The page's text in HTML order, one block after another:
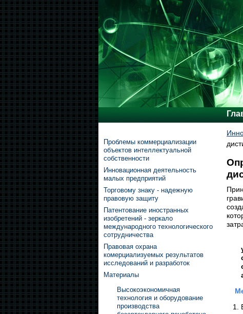
Проблемы коммерциализации
объектов интеллектуальной
собственности
Инновационная деятельность
малых предприятий
Торговому знаку - надежную
правовую защиту
Патентование иностранных
изобретений - зеркало
международного технологического
сотрудничества
Правовая охрана
комерциализуемых результатов
исследований и разработок
Материалы
Высокоэкономичная
технология и оборудование
производства